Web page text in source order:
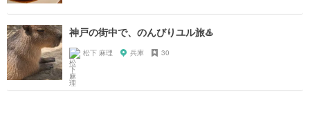
神戸の街中で、のんびりユル旅♨️
松下 麻理 兵庫 30